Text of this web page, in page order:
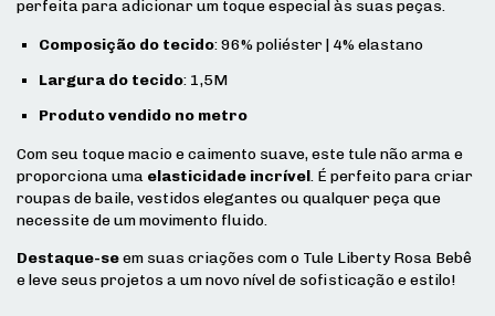
perfeita para adicionar um toque especial às suas peças.
Composição do tecido: 96% poliéster | 4% elastano
Largura do tecido: 1,5M
Produto vendido no metro
Com seu toque macio e caimento suave, este tule não arma e
proporciona uma elasticidade incrível. É perfeito para criar
roupas de baile, vestidos elegantes ou qualquer peça que
necessite de um movimento fluido.
Destaque-seem suas criações com o Tule Liberty Rosa Bebê
e leve seus projetos a um novo nível de sofisticação e estilo!